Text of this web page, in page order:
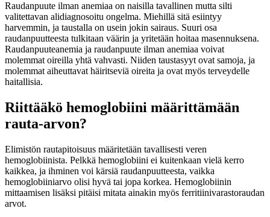
Raudanpuute ilman anemiaa on naisilla tavallinen mutta silti
valitettavan alidiagnosoitu ongelma. Miehillä sitä esiintyy
harvemmin, ja taustalla on usein jokin sairaus. Suuri osa
raudanpuutteesta tulkitaan väärin ja yritetään hoitaa masennuksena.
Raudanpuuteanemia ja raudanpuute ilman anemiaa voivat
molemmat oireilla yhtä vahvasti. Niiden taustasyyt ovat samoja, ja
molemmat aiheuttavat häiritseviä oireita ja ovat myös terveydelle
haitallisia.
Riittääkö hemoglobiini määrittämään
rauta-arvon?
Elimistön rautapitoisuus määritetään tavallisesti veren
hemoglobiinista. Pelkkä hemoglobiini ei kuitenkaan vielä kerro
kaikkea, ja ihminen voi kärsiä raudanpuutteesta, vaikka
hemoglobiiniarvo olisi hyvä tai jopa korkea. Hemoglobiinin
mittaamisen lisäksi pitäisi mitata ainakin myös ferritiinivarastoraudan
arvot.